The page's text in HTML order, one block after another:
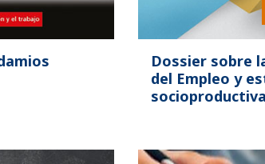
Dossier sobre
del Empleo y
socioproductiva